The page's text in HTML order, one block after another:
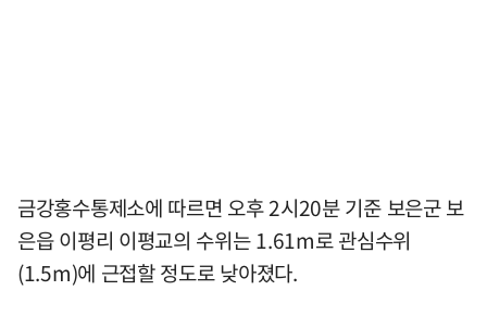
금강홍수통제소에 따르면 오후 2시20분 기준 보은군 보
은읍 이평리 이평교의 수위는 1.61m로 관심수위
(1.5m)에 근접할 정도로 낮아졌다.